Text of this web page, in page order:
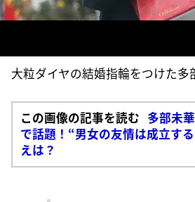
大粒ダイヤの結婚指輪をつけた多
この画像の記事を読む 多部未
で話題！“男女の友情は成立す
えは？